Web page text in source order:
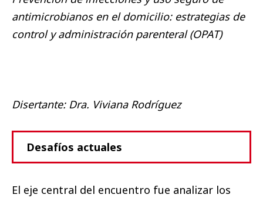
antimicrobianos en el domicilio: estrategias de
control y administración parenteral (OPAT)
Disertante: Dra. Viviana Rodríguez
Desafíos actuales
El eje central del encuentro fue analizar los